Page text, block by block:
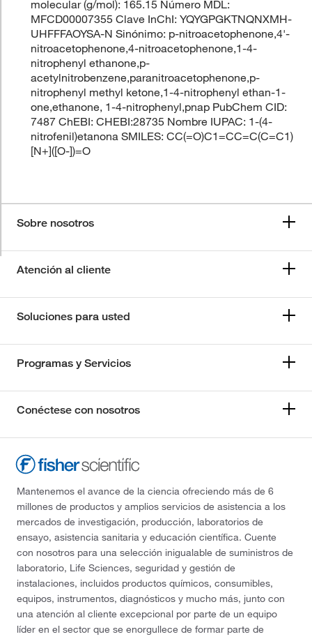
molecular (g/mol): 165.15 Número MDL:
MFCD00007355 Clave InChI: YQYGPGKTNQNXMH-
UHFFFAOYSA-N Sinónimo: p-nitroacetophenone,4'-
nitroacetophenone,4-nitroacetophenone,1-4-
nitrophenyl ethanone,p-
acetylnitrobenzene,paranitroacetophenone,p-
nitrophenyl methyl ketone,1-4-nitrophenyl ethan-1-
one,ethanone, 1-4-nitrophenyl,pnap PubChem CID:
7487 ChEBI: CHEBI:28735 Nombre IUPAC: 1-(4-
nitrofenil)etanona SMILES: CC(=O)C1=CC=C(C=C1)
[N+]([O-])=O
Sobre nosotros
Atención al cliente
Soluciones para usted
Programas y Servicios
Conéctese con nosotros
Mantenemos el avance de la ciencia ofreciendo más de 6
millones de productos y amplios servicios de asistencia a los
mercados de investigación, producción, laboratorios de
ensayo, asistencia sanitaria y educación científica. Cuente
con nosotros para una selección inigualable de suministros de
laboratorio, Life Sciences, seguridad y gestión de
instalaciones, incluidos productos químicos, consumibles,
equipos, instrumentos, diagnósticos y mucho más, junto con
una atención al cliente excepcional por parte de un equipo
líder en el sector que se enorgullece de formar parte de